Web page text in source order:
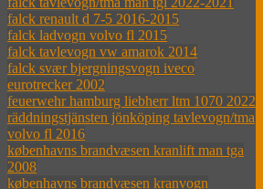
falck renault d 7-5 2016-2015
falck ladvogn volvo fl 2015
falck tavlevogn vw amarok 2014
falck svær bjergningsvogn iveco
eurotrecker 2002
feuerwehr hamburg liebherr ltm 1070 2022
räddningstjänsten jönköping tavlevogn/tma
volvo fl 2016
københavns brandvæsen kranlift man tga
2008
københavns brandvæsen kranvogn